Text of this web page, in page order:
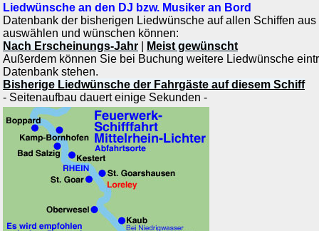
Liedwünsche an den DJ bzw. Musiker an Bord
Datenbank der bisherigen Liedwünsche auf allen Schiffen
auswählen und wünschen können:
Nach Erscheinungs-Jahr
Meist gewünscht
Außerdem können Sie bei Buchung weitere Liedwünsche
Datenbank stehen.
Bisherige Liedwünsche der Fahrgäste auf diesem Schiff
- Seitenaufbau dauert einige Sekunden -